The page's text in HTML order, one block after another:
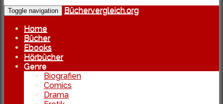
Toggle navigation
Büchervergleich.org
Home
Bücher
Ebooks
Hörbücher
Genre
Biografien
Comics
Drama